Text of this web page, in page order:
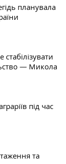
планувала
— Микола
під час
та